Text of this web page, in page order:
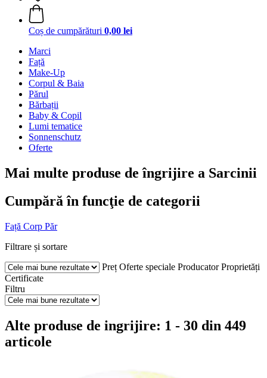
Coș de cumpărături 0,00 lei
Marci
Față
Make-Up
Corpul & Baia
Părul
Bărbații
Baby & Copil
Lumi tematice
Sonnenschutz
Oferte
Mai multe produse de îngrijire a Sarcinii
Cumpără în funcţie de categorii
Față Corp Păr
Filtrare și sortare
Preț Oferte speciale Producator Proprietăți
Certificate
Filtru
Alte produse de ingrijire: 1 - 30 din 449
articole